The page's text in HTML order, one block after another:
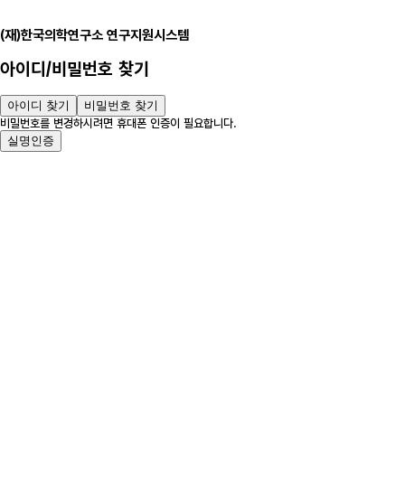
(재)한국의학연구소 연구지원시스템
아이디/비밀번호 찾기
아이디 찾기
비밀번호 찾기
비밀번호를 변경하시려면 휴대폰 인증이 필요합니다.
실명인증